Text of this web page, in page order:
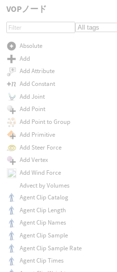
VOPノード
Absolute
Add
Add Attribute
Add Constant
Add Joint
Add Point
Add Point to Group
Add Primitive
Add Steer Force
Add Vertex
Add Wind Force
Advect by Volumes
Agent Clip Catalog
Agent Clip Length
Agent Clip Names
Agent Clip Sample
Agent Clip Sample Rate
Agent Clip Times